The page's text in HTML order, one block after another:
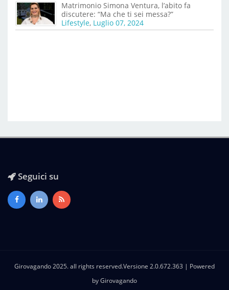
Matrimonio Simona Ventura, l’abito fa
discutere: “Ma che ti sei messa?”
Lifestyle, Luglio 07, 2024
Seguici su
Girovagando 2025. all rights reserved.Versione 2.0.672.363 | Powered
byGirovagando